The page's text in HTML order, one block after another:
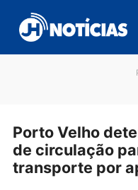
para
conteúdo
Porto Velho
de circulação